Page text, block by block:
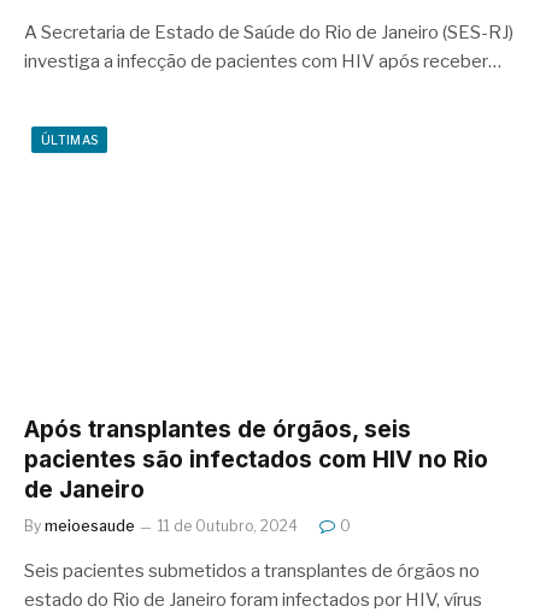
A Secretaria de Estado de Saúde do Rio de Janeiro (SES-RJ)
investiga a infecção de pacientes com HIV após receber…
ÚLTIMAS
Após transplantes de órgãos, seis
pacientes são infectados com HIV no Rio
de Janeiro
By meioesaude 11 de Outubro, 2024 0
Seis pacientes submetidos a transplantes de órgãos no
estado do Rio de Janeiro foram infectados por HIV, vírus